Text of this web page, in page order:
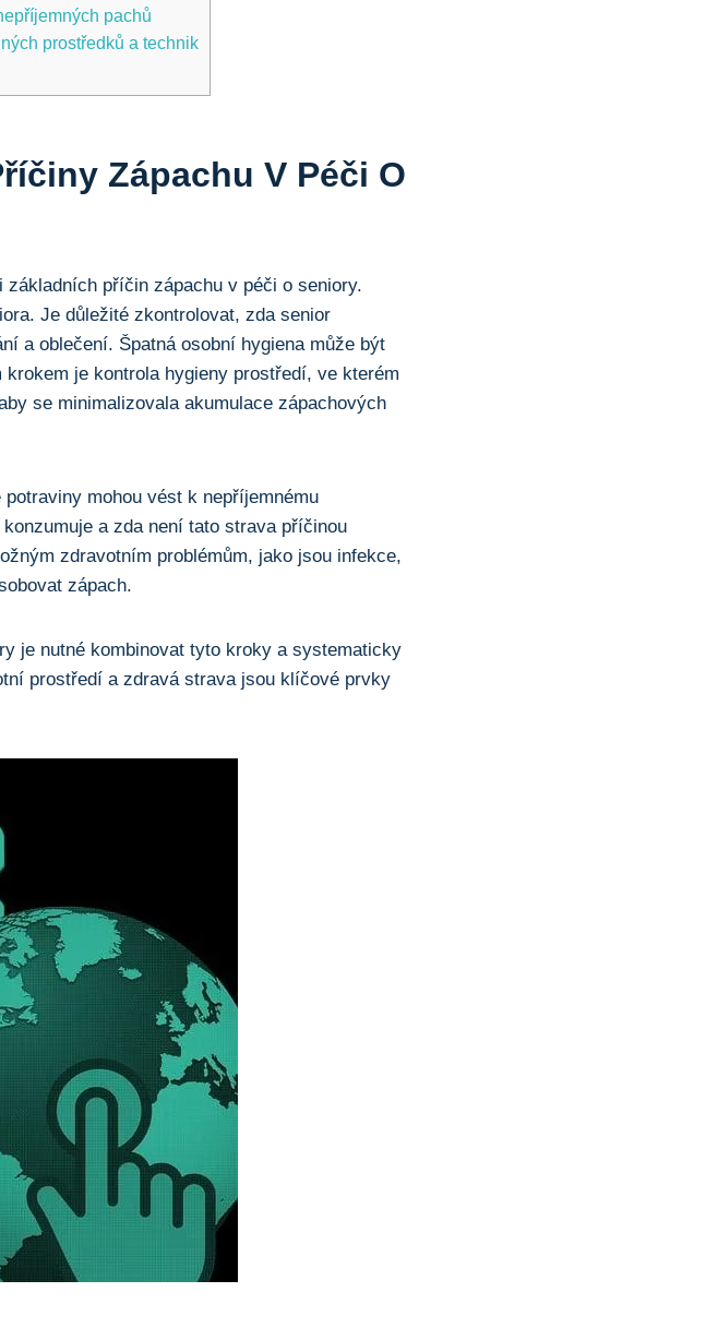
pachů
prostředků a technik
Zápachu V Péči O
příčin zápachu v péči o seniory.
Je důležité zkontrolovat, zda senior
a oblečení. Špatná osobní hygiena může být
je kontrola hygieny prostředí, ve kterém
se minimalizovala akumulace zápachových
mohou vést k nepříjemnému
a zda není tato strava příčinou
zdravotním problémům, jako jsou infekce,
zápach.
je nutné kombinovat tyto kroky a systematicky
prostředí a zdravá strava jsou klíčové prvky